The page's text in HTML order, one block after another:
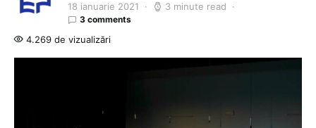
18 ianuarie 2021 3 minute read
3 comments
4.269 de vizualizări